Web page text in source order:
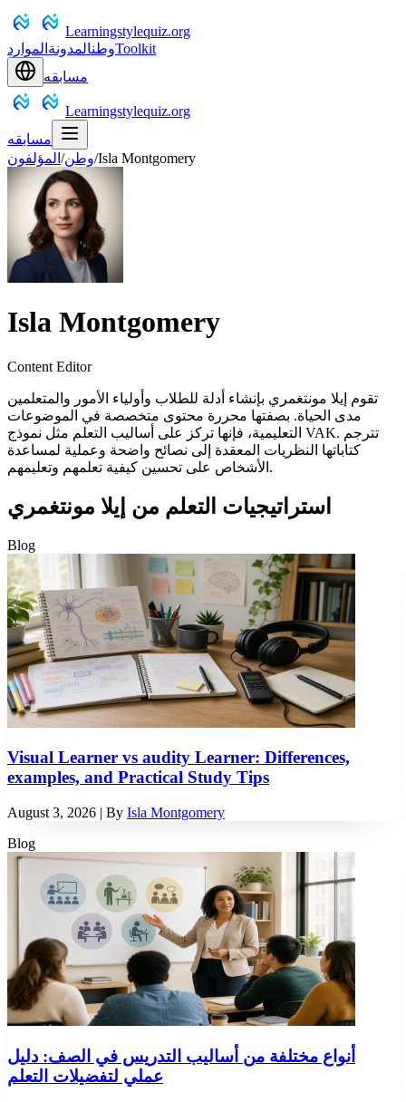
Learningstylequiz.org
وطنالمدونة الموارد
Toolkit
مسابقه
Learningstylequiz.org
مسابقه
وطن/ المؤلفون /Isla Montgomery
Isla Montgomery
Content Editor
تقوم إيلا مونتغمري بإنشاء أدلة للطلاب وأولياء الأمور والمتعلمين
مدى الحياة. بصفتها محررة محتوى متخصصة في الموضوعات
التعليمية، فإنها تركز على أساليب التعلم مثل نموذج VAK. تترجم
كتاباتها النظريات المعقدة إلى نصائح واضحة وعملية لمساعدة
الأشخاص على تحسين كيفية تعلمهم وتعليمهم.
استراتيجيات التعلم من إيلا مونتغمري
Blog
Visual Learner vs audity Learner: Differences,
examples, and Practical Study Tips
August 3, 2026 | By Isla Montgomery
Blog
أنواع مختلفة من أساليب التدريس في الصف: دليل
عملي لتفضيلات التعلم